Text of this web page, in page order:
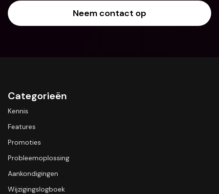
Neem contact op
Categorieën
Kennis
Features
Promoties
Probleemoplossing
Aankondigingen
Wijzigingslogboek